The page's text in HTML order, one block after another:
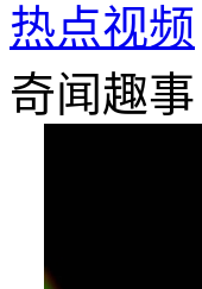
热点视频
奇闻趣事